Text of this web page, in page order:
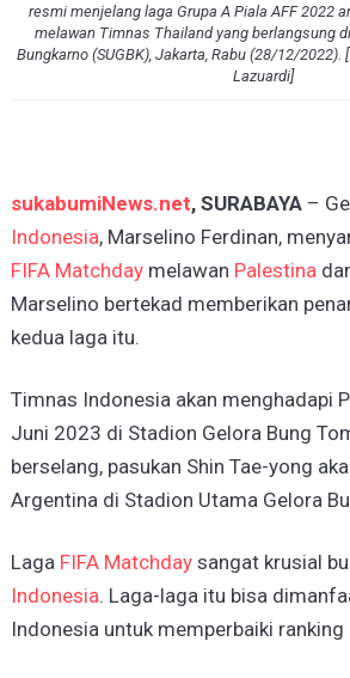
resmi menjelang laga Grupa A Piala AFF 2022
melawan Timnas Thailand yang berlangsung
Bungkarno (SUGBK), Jakarta, Rabu (28/12/
Lazuardi]
sukabumiNews.net, SURABAYA–
Indonesia, Marselino Ferdinan,
FIFA Matchdaymelawan Palestina
Marselino bertekad memberikan
kedua laga itu.
Timnas Indonesia akan menghadapi
Juni 2023 di Stadion Gelora Bung
berselang, pasukan Shin Tae-yong
Argentina di Stadion Utama Gelora
Laga FIFA Matchdaysangat krusial
Indonesia. Laga-laga itu bisa
Indonesia untuk memperbaiki ranking